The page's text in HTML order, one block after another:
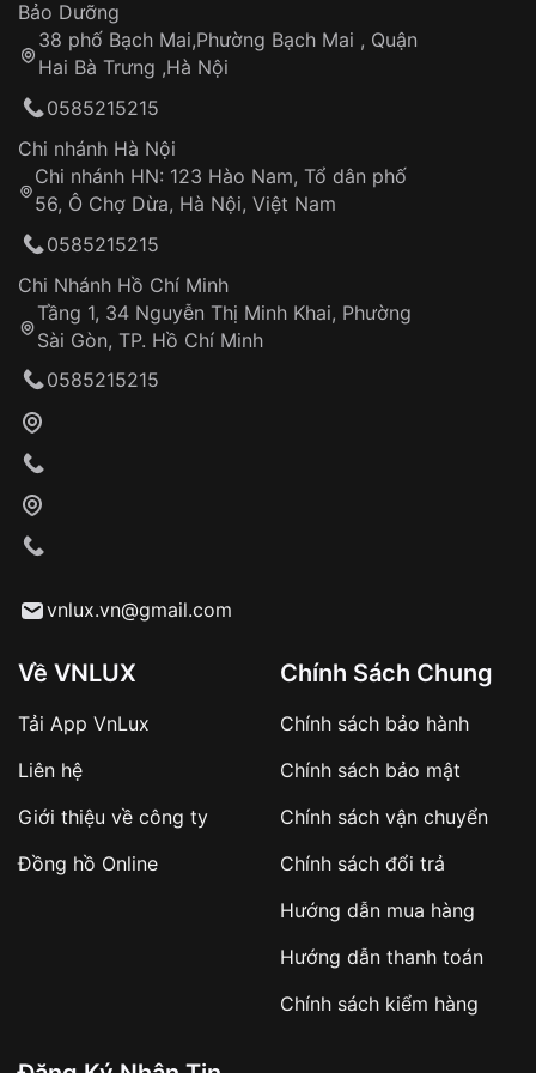
Thời gian tính từ khi xác nhận đơn hàng thành
công
Hotline: 0585 215 215
Từ khóa SEO:
Khách hàng kiểm tra và thanh toán trực tiếp
Từ khóa SEO:
sản phẩm đặc biệt
hàng
Số tiền còn lại thanh toán khi nhận hàng hoặc
✔️ Đảm bảo xử lý đơn hàng nhanh chóng
✔️ Hạn chế tình trạng hủy đơn không mong
Sản phẩm đã bị:
Tự ý sửa chữa
thống VNLUX
Đảm bảo quyền lợi khách hàng
Đồng hành cùng khách hàng trong suốt quá
trình sử dụng
Bảo Dưỡng
38 phố Bạch Mai,Phường Bạch Mai , Quận
Hai Bà Trưng ,Hà Nội
0585215215
Chi nhánh Hà Nội
Chi nhánh HN: 123 Hào Nam, Tổ dân phố
56, Ô Chợ Dừa, Hà Nội, Việt Nam
0585215215
Chi Nhánh Hồ Chí Minh
Tầng 1, 34 Nguyễn Thị Minh Khai, Phường
Sài Gòn, TP. Hồ Chí Minh
0585215215
vnlux.vn@gmail.com
Về VNLUX
Tải App VnLux
Liên hệ
Giới thiệu về công ty
Đồng hồ Online
Chính Sách Chung
Chính sách bảo hành
Chính sách bảo mật
Chính sách vận chuyển
Chính sách đổi trả
Hướng dẫn mua hàng
Hướng dẫn thanh toán
Chính sách kiểm hàng